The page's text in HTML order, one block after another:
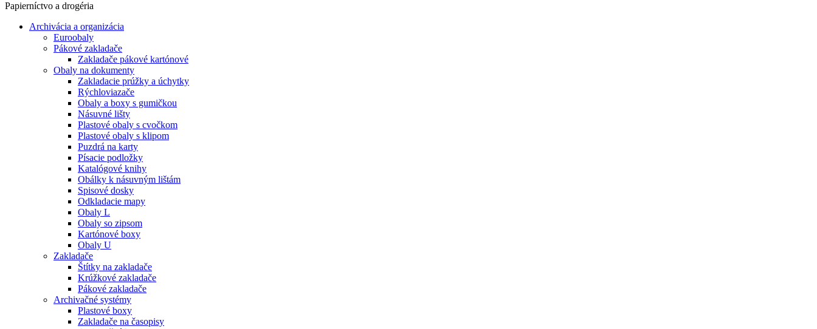
Papierníctvo a drogéria
Archivácia a organizácia
Euroobaly
Pákové zakladače
Zakladače pákové kartónové
Obaly na dokumenty
Zakladacie prúžky a úchytky
Rýchloviazače
Obaly a boxy s gumičkou
Násuvné lišty
Plastové obaly s cvočkom
Plastové obaly s klipom
Puzdrá na karty
Písacie podložky
Katalógové knihy
Obálky k násuvným lištám
Spisové dosky
Odkladacie mapy
Obaly L
Obaly so zipsom
Kartónové boxy
Obaly U
Zakladače
Štítky na zakladače
Krúžkové zakladače
Pákové zakladače
Archivačné systémy
Plastové boxy
Zakladače na časopisy